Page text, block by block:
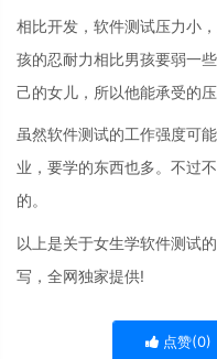
相比开发，软件测试压力小
孩的忍耐力相比男孩要弱一
己的女儿，所以他能承受的压
虽然软件测试的工作强度可
业，要学的东西也多。不过
的。
以上是关于女生学软件测试
写，全网独家提供!
点赞(0)